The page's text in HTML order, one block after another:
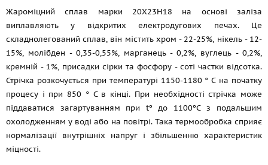
Жароміцний сплав марки 20Х23Н18 на основі заліза
виплавляють у відкритих електродугових печах. Це
складнолегований сплав, він містить хром - 22-25%, нікель - 12-
15%, молібден - 0,35-0,55%, марганець - 0,2%, вуглець - 0,2%,
кремній - 1%, присадки сірки та фосфору - соті частки відсотка.
Стрічка розкочується при температурі 1150-1180 ° С на початку
процесу і при 850 ° C в кінці. При необхідності стрічка може
піддаватися загартуванням при tº до 1100ºС з подальшим
охолодженням у воді або на повітрі. Така термообробка сприяє
нормалізації внутрішніх напруг і збільшенню характеристик
міцності.